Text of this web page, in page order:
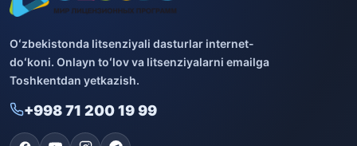
Oʻzbekistonda litsenziyali dasturlar internet-
doʻkoni. Onlayn toʻlov va litsenziyalarni emailga
Toshkentdan yetkazish.
+998 71 200 19 99